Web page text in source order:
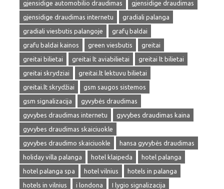
gjensidige automobilio draudimas
gjensidige draudimas
gjensidige draudimas internetu
gradiali palanga
gradiali viesbutis palangoje
grafų baldai
grafu baldai kainos
green viesbutis
greitai
greitai bilietai
greitai lt aviabilietai
greitai lt bilietai
greitai skrydziai
greitai.lt lektuvu bilietai
greitai.lt skrydžiai
gsm saugos sistemos
gsm signalizacija
gyvybės draudimas
gyvybes draudimas internetu
gyvybes draudimas kaina
gyvybes draudimas skaiciuokle
gyvybes draudimo skaiciuokle
hansa gyvybės draudimas
holiday villa palanga
hotel klaipeda
hotel palanga
hotel palanga spa
hotel vilnius
hotels in palanga
hotels in vilnius
i londona
I lygio signalizacija